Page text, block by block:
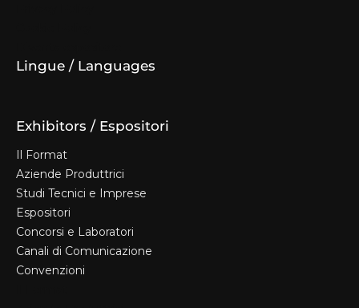
Lingue / Languages
Exhibitors / Espositori
Il Format
Aziende Produttrici
Studi Tecnici e Imprese
Espositori
Concorsi e Laboratori
Canali di Comunicazione
Convenzioni